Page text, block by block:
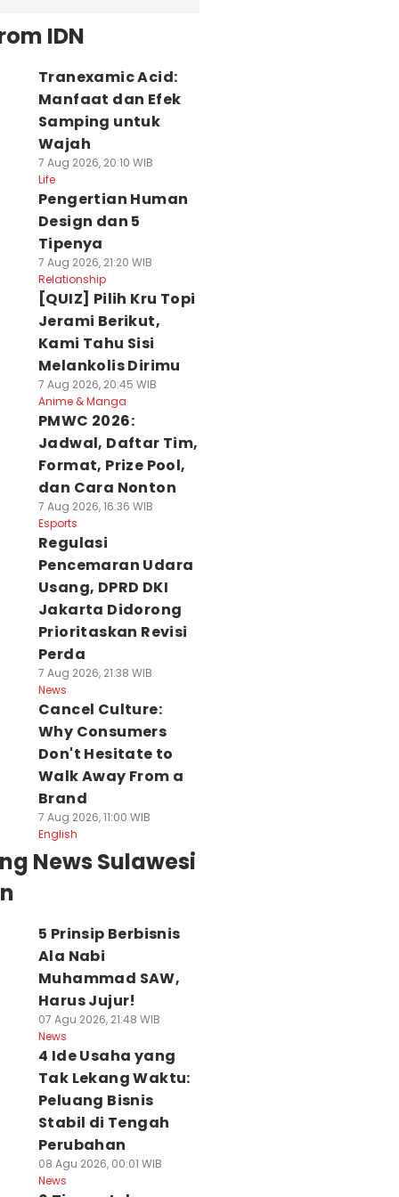
IDN
Tranexamic Acid:
Manfaat dan Efek
Samping untuk
Wajah
7 Aug 2026, 20:10 WIB
Life
Pengertian Human
Design dan 5
Tipenya
7 Aug 2026, 21:20 WIB
Relationship
[QUIZ] Pilih Kru Topi
Jerami Berikut,
Kami Tahu Sisi
Melankolis Dirimu
7 Aug 2026, 20:45 WIB
Anime & Manga
PMWC 2026:
Jadwal, Daftar Tim,
Format, Prize Pool,
dan Cara Nonton
7 Aug 2026, 16:36 WIB
Esports
Regulasi
Pencemaran Udara
Usang, DPRD DKI
Jakarta Didorong
Prioritaskan Revisi
Perda
7 Aug 2026, 21:38 WIB
News
Cancel Culture:
Why Consumers
Don't Hesitate to
Walk Away From a
Brand
7 Aug 2026, 11:00 WIB
English
News Sulawesi
5 Prinsip Berbisnis
Ala Nabi
Muhammad SAW,
Harus Jujur!
07 Agu 2026, 21:48 WIB
News
4 Ide Usaha yang
Tak Lekang Waktu:
Peluang Bisnis
Stabil di Tengah
Perubahan
08 Agu 2026, 00:01 WIB
News